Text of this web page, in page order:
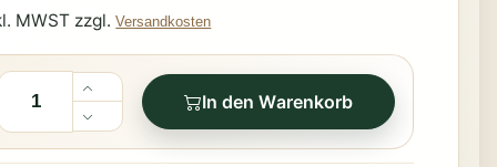
MWST zzgl.Versandkosten
In den Warenkorb